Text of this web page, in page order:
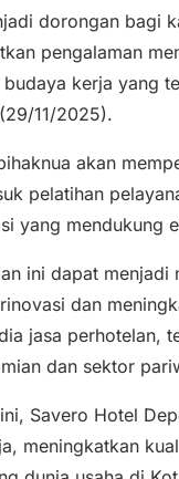
dorongan bagi
pengalaman
kerja yang
11/2025).
akan
pelatihan
yang mendukung
ini dapat
dan
jasa perhotelan,
dan sektor
Savero Hotel
meningkatkan